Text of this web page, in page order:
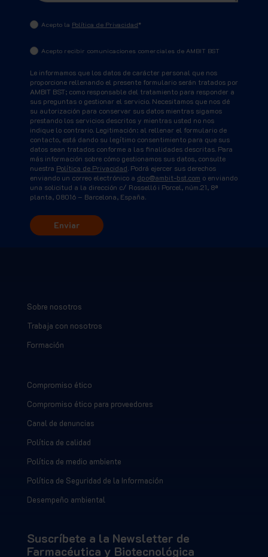
Acepto la Política de Privacidad*
Acepto recibir comunicaciones comerciales de AMBIT BST
Le informamos que los datos de carácter personal que nos
proporcione rellenando el presente formulario serán tratados por
AMBIT BST; como responsable del tratamiento para responder a
sus preguntas o gestionar el servicio. Necesitamos que nos dé
su autorización para conservar sus datos mientras sigamos
prestando los servicios descritos y mientras usted no nos
indique lo contrario. Legitimación: al rellenar el formulario de
contacto, está dando su legítimo consentimiento para que sus
datos sean tratados conforme a las finalidades descritas. Para
más información sobre cómo gestionamos sus datos, consulte
nuestra Política de Privacidad. Podrá ejercer sus derechos
enviando un correo electrónico a dpo@ambit-bst.com o enviando
una solicitud a la dirección c/ Rosselló i Porcel, núm.21, 8ª
planta, 08016 – Barcelona, España.
Sobre nosotros
Trabaja con nosotros
Formación
Compromiso ético
Compromiso ético para proveedores
Canal de denuncias
Política de calidad
Política de medio ambiente
Política de Seguridad de la Información
Desempeño ambiental
Suscríbete a la Newsletter de
Farmacéutica y Biotecnológica